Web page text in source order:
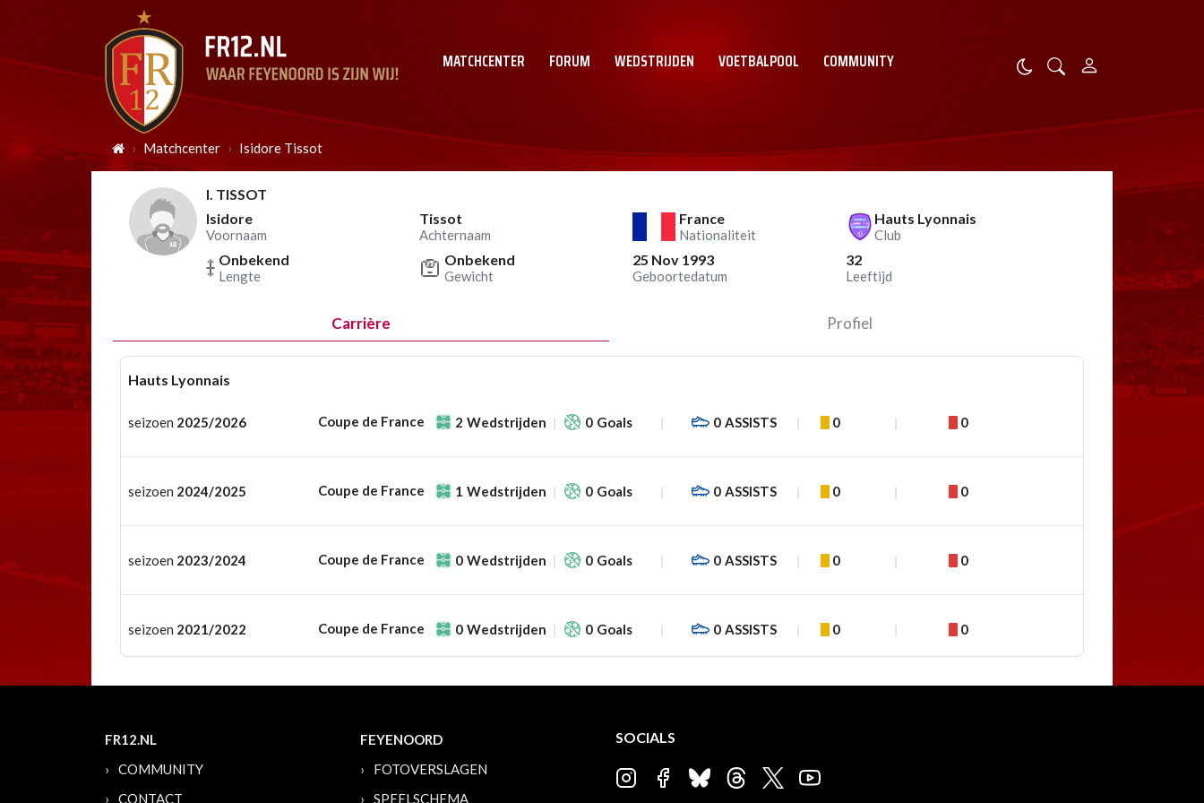
MATCHCENTER FORUM WEDSTRIJDEN VOETBALPOOL COMMUNITY
Matchcenter Isidore Tissot
I. TISSOT
Isidore
Voornaam
Tissot
Achternaam
France
Nationaliteit
Hauts Lyonnais
Club
Onbekend
Lengte
Onbekend
Gewicht
25 Nov 1993
Geboortedatum
32
Leeftijd
Carrière Profiel
Hauts Lyonnais
seizoen 2025/2026 Coupe de France 2 Wedstrijden 0 Goals 0 ASSISTS 0 0
seizoen 2024/2025 Coupe de France 1 Wedstrijden 0 Goals 0 ASSISTS 0 0
seizoen 2023/2024 Coupe de France 0 Wedstrijden 0 Goals 0 ASSISTS 0 0
seizoen 2021/2022 Coupe de France 0 Wedstrijden 0 Goals 0 ASSISTS 0 0
FR12.NL
COMMUNITY
CONTACT
FEYENOORD
FOTOVERSLAGEN
SPEELSCHEMA
SOCIALS